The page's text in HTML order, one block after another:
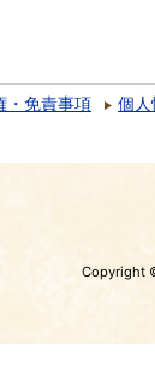
・免責事項 個
Copyright